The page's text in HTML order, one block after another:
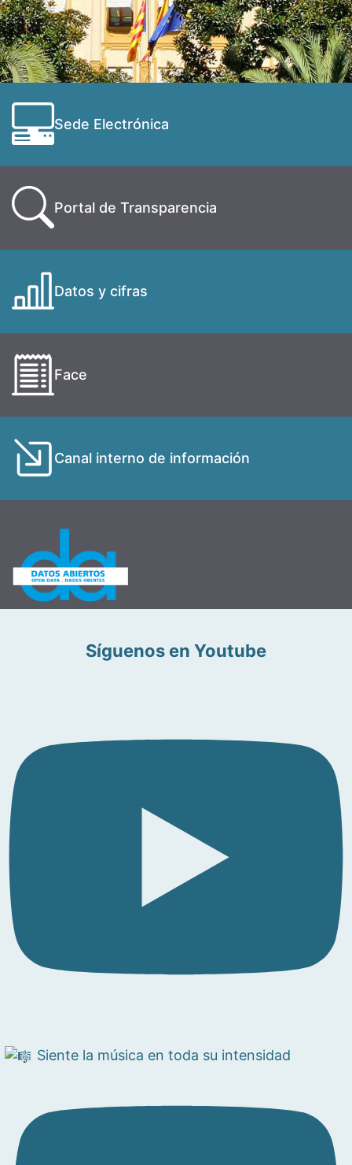
Sede Electrónica
Portal de Transparencia
Datos y cifras
Face
Canal interno de información
Síguenos en Youtube
Siente la música en toda su intensidad